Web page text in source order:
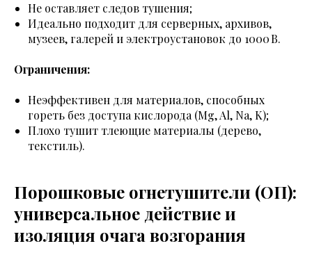
Не оставляет следов тушения;
Идеально подходит для серверных, архивов,
музеев, галерей и электроустановок до 1000 В.
Ограничения:
Неэффективен для материалов, способных
гореть без доступа кислорода (Mg, Al, Na, K);
Плохо тушит тлеющие материалы (дерево,
текстиль).
Порошковые огнетушители (ОП):
универсальное действие и
изоляция очага возгорания